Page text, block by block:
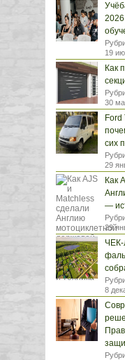
19
Как
30
Ford
сих
29
Как
—
29
ЧЕК-
8